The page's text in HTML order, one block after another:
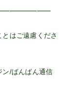
はご遠慮くださ
/ばんばん通信